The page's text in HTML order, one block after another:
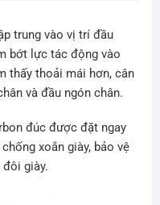
trung vào vị trí đầu
bớt lực tác động vào
thấy thoải mái hơn, cân
và đầu ngón chân.
đúc được đặt ngay
xoắn giày, bảo vệ
giày.